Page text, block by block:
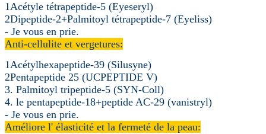
1Acétyle tétrapeptide-5 (Eyeseryl)
2Dipeptide-2+Palmitoyl tétrapeptide-7 (Eyeliss)
- Je vous en prie.
Anti-cellulite et vergetures:
1Acétylhexapeptide-39 (Silusyne)
2Pentapeptide 25 (UCPEPTIDE V)
3. Palmitoyl tripeptide-5 (SYN-Coll)
4. le pentapeptide-18+peptide AC-29 (vanistryl)
- Je vous en prie.
Améliore l' élasticité et la fermeté de la peau: